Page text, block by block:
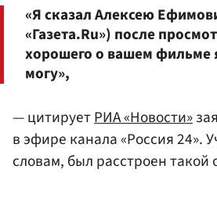
«Я сказал Алексею
«Газета.Ru») после
хорошего о вашем фильме
могу»,
— цитируетРИА «Новости»
в эфире канала «Россия 24».
словам, был расстроен такой